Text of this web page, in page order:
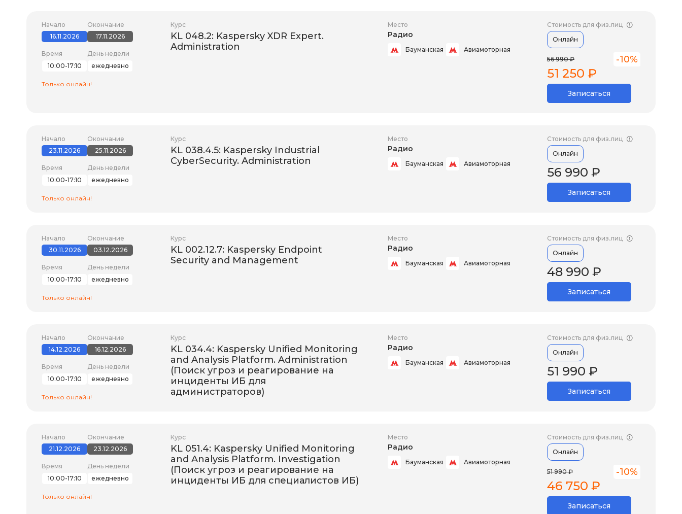
Начало
16.11.2026
Окончание
17.11.2026
Время
10:00-17:10
День недели
ежедневно
Только онлайн!
Курс
KL 048.2: Kaspersky XDR Expert.
Administration
Место
Радио
Бауманская Авиамоторная
Стоимость для физ.лиц
Онлайн
56 990 ₽ -10%
51 250 ₽
Записаться
Начало
23.11.2026
Окончание
25.11.2026
Время
10:00-17:10
День недели
ежедневно
Только онлайн!
Курс
KL 038.4.5: Kaspersky Industrial
CyberSecurity. Administration
Место
Радио
Бауманская Авиамоторная
Стоимость для физ.лиц
Онлайн
56 990 ₽
Записаться
Начало
30.11.2026
Окончание
03.12.2026
Время
10:00-17:10
День недели
ежедневно
Только онлайн!
Курс
KL 002.12.7: Kaspersky Endpoint
Security and Management
Место
Радио
Бауманская Авиамоторная
Стоимость для физ.лиц
Онлайн
48 990 ₽
Записаться
Начало
14.12.2026
Окончание
16.12.2026
Время
10:00-17:10
День недели
ежедневно
Только онлайн!
Курс
KL 034.4: Kaspersky Unified Monitoring
and Analysis Platform. Administration
(Поиск угроз и реагирование на
инциденты ИБ для
администраторов)
Место
Радио
Бауманская Авиамоторная
Стоимость для физ.лиц
Онлайн
51 990 ₽
Записаться
Начало
21.12.2026
Окончание
23.12.2026
Время
10:00-17:10
День недели
ежедневно
Только онлайн!
Курс
KL 051.4: Kaspersky Unified Monitoring
and Analysis Platform. Investigation
(Поиск угроз и реагирование на
инциденты ИБ для специалистов ИБ)
Место
Радио
Бауманская Авиамоторная
Стоимость для физ.лиц
Онлайн
51 990 ₽ -10%
46 750 ₽
Записаться